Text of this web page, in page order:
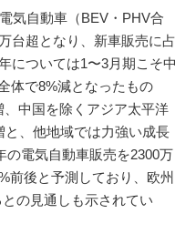
気自動車（BEV・PHV合
台超となり、新車販売に占
については1〜3月期こそ中
体で8%減となったもの
中国を除くアジア太平洋
、他地域では力強い成長
の電気自動車販売を2300万
前後と予測しており、欧州
の見通しも示されてい